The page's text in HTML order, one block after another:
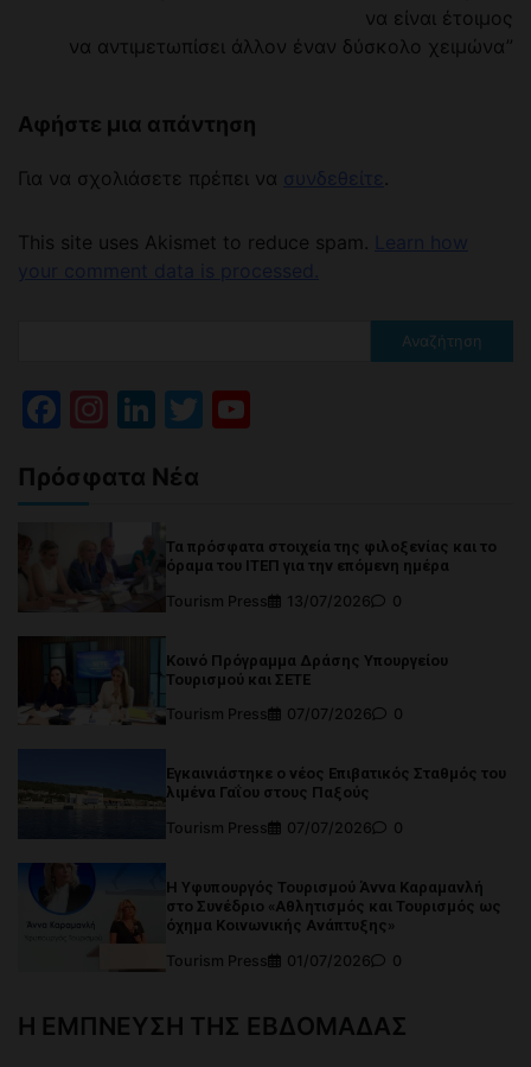
να είναι έτοιμος
να αντιμετωπίσει άλλον έναν δύσκολο χειμώνα”
Αφήστε μια απάντηση
Για να σχολιάσετε πρέπει να
This site uses Akismet to reduce spam.
Αναζήτηση
Facebook
Instagram
LinkedIn
Twitter
Πρόσφατα Νέα
Τα πρόσφατα στοιχεία της φιλοξενίας και το
όραμα του ΙΤΕΠ για την επόμενη ημέρα
Tourism Press
13/07/2026 0
Κοινό Πρόγραμμα Δράσης Υπουργείου
Τουρισμού και ΣΕΤΕ
Tourism Press
07/07/2026 0
Εγκαινιάστηκε ο νέος Επιβατικός Σταθμός του
λιμένα Γαΐου στους Παξούς
Tourism Press
07/07/2026 0
Η Υφυπουργός Τουρισμού Άννα Καραμανλή
στο Συνέδριο «Αθλητισμός και Τουρισμός ως
όχημα Κοινωνικής Ανάπτυξης»
Tourism Press
01/07/2026 0
Η ΕΜΠΝΕΥΣΗ ΤΗΣ ΕΒΔΟΜΑΔΑΣ